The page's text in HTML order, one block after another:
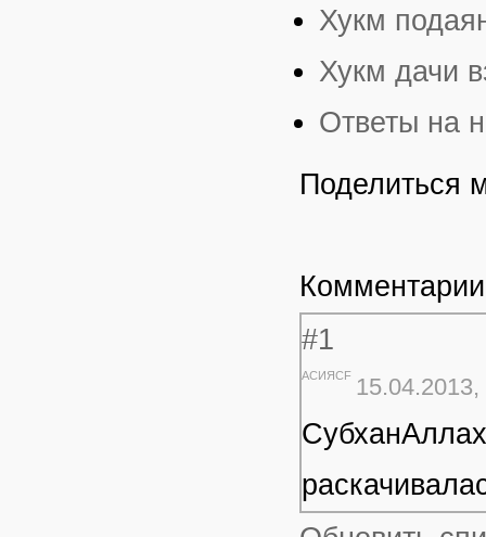
Хукм
Хукм дачи
Ответы на
Поделиться
Комментарии
#1
АСИЯCF